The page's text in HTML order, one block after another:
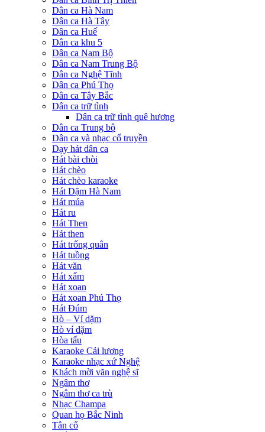
Dân ca Hà Nam
Dân ca Hà Tây
Dân ca Huế
Dân ca khu 5
Dân ca Nam Bộ
Dân ca Nam Trung Bộ
Dân ca Nghệ Tĩnh
Dân ca Phú Thọ
Dân ca Tây Bắc
Dân ca trữ tình
Dân ca trữ tình quê hương
Dân ca Trung bộ
Dân ca và nhạc cổ truyền
Dạy hát dân ca
Hát bài chòi
Hát chèo
Hát chèo karaoke
Hát Dặm Hà Nam
Hát múa
Hát ru
Hát Then
Hát then
Hát trống quân
Hát tuồng
Hát văn
Hát xẩm
Hát xoan
Hát xoan Phú Thọ
Hát Đúm
Hò – Ví dặm
Hò ví dặm
Hòa tấu
Karaoke Cải lương
Karaoke nhạc xứ Nghệ
Khách mời văn nghệ sĩ
Ngâm thơ
Ngâm thơ ca trù
Nhạc Champa
Quan họ Bắc Ninh
Tân cổ